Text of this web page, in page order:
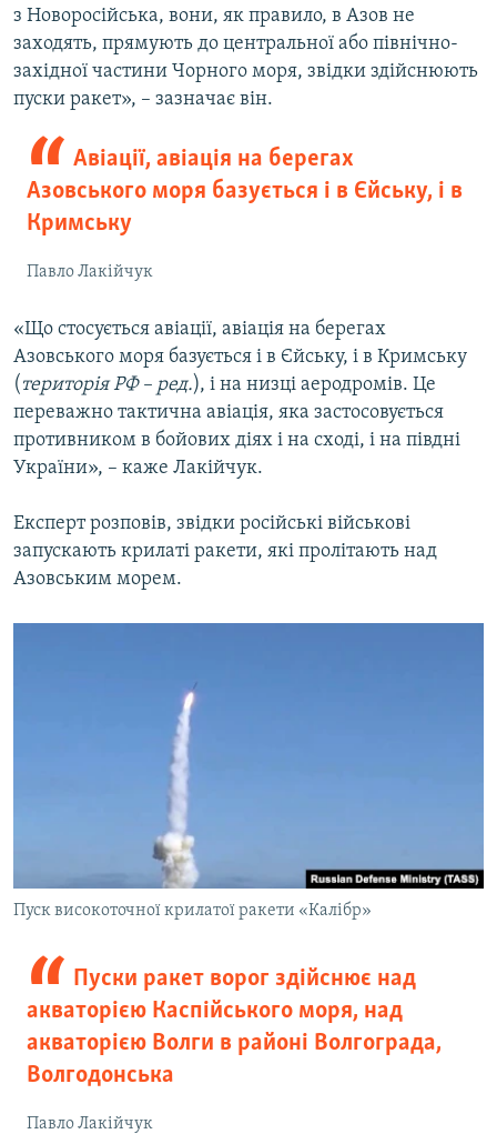
з Новоросійська, вони, як правило, в Азов не
заходять, прямують до центральної або північно-
західної частини Чорного моря, звідки здійснюють
пуски ракет», – зазначає він.
Авіації, авіація на берегах
Азовського моря базується і в Єйську, і в
Кримську
Павло Лакійчук
«Що стосується авіації, авіація на берегах
Азовського моря базується і в Єйську, і в Кримську
( територія РФ – ред.), і на низці аеродромів. Це
переважно тактична авіація, яка застосовується
противником в бойових діях і на сході, і на півдні
України», – каже Лакійчук.
Експерт розповів, звідки російські військові
запускають крилаті ракети, які пролітають над
Азовським морем.
Пуск високоточної крилатої ракети «Калібр»
Пуски ракет ворог здійснює над
акваторією Каспійського моря, над
акваторією Волги в районі Волгограда,
Волгодонська
Павло Лакійчук